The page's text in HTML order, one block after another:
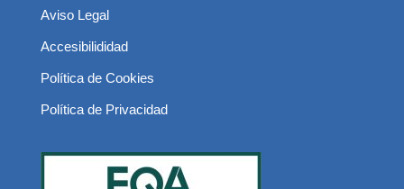
Aviso Legal
Accesibilididad
Política de Cookies
Política de Privacidad